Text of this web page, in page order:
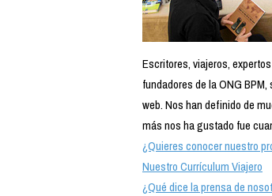
Escritores, viajeros,
fundadores de la ONG
web. Nos han definido de
más nos ha gustado fue
¿Quieres conocer nuestro
Nuestro Currículum Viajero
¿Qué dice la prensa de